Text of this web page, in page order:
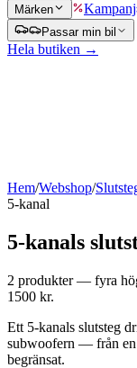
Märken Kampanj
Passar min bil
Hela butiken →
Hem/Webshop/
5-kanal
5-kanals
2 produkter— fyra
1500 kr.
Ett 5-kanals slutsteg
subwoofern — från en
begränsat.